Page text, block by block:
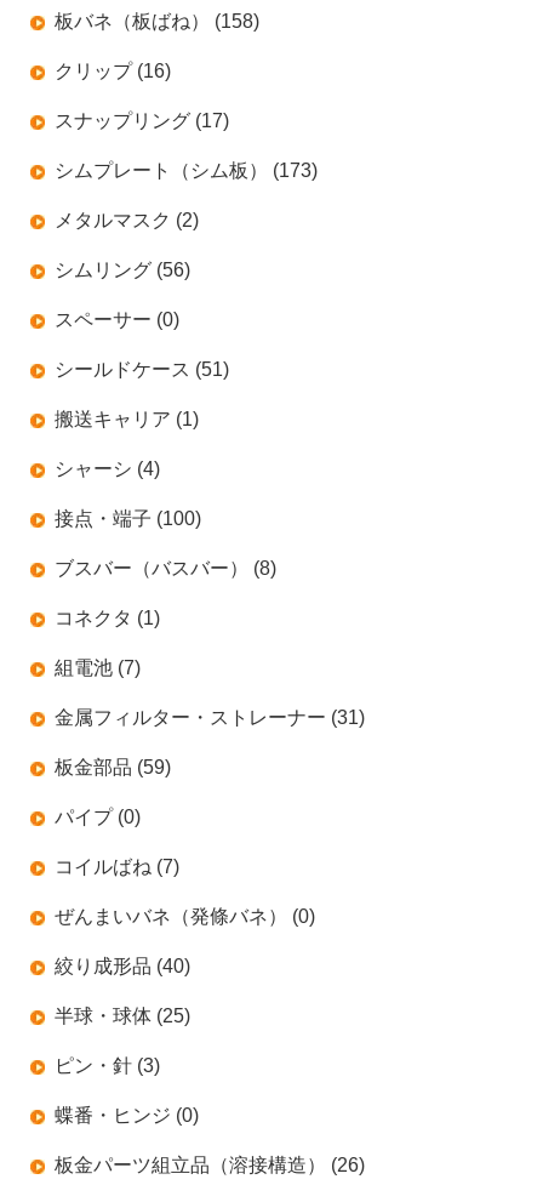
板バネ（板ばね） (158)
クリップ (16)
スナップリング (17)
シムプレート（シム板） (173)
メタルマスク (2)
シムリング (56)
スペーサー (0)
シールドケース (51)
搬送キャリア (1)
シャーシ (4)
接点・端子 (100)
ブスバー（バスバー） (8)
コネクタ (1)
組電池 (7)
金属フィルター・ストレーナー (31)
板金部品 (59)
パイプ (0)
コイルばね (7)
ぜんまいバネ（発條バネ） (0)
絞り成形品 (40)
半球・球体 (25)
ピン・針 (3)
蝶番・ヒンジ (0)
板金パーツ組立品（溶接構造） (26)